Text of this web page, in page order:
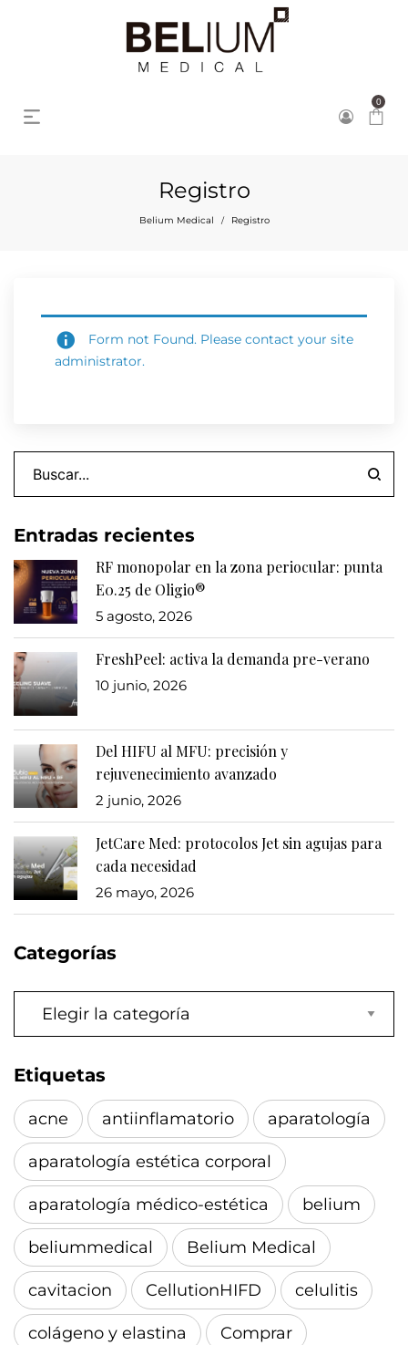
0
Registro
Belium Medical / Registro
Form not Found. Please contact your site
administrator.
Entradas recientes
RF monopolar en la zona periocular: punta
E0.25 de Oligio®
5 agosto, 2026
FreshPeel: activa la demanda pre-verano
10 junio, 2026
Del HIFU al MFU: precisión y
rejuvenecimiento avanzado
2 junio, 2026
JetCare Med: protocolos Jet sin agujas para
cada necesidad
26 mayo, 2026
Categorías
Categorías
Etiquetas
acne antiinflamatorio aparatología
aparatología estética corporal
aparatología médico-estética belium
beliummedical Belium Medical
cavitacion CellutionHIFD celulitis
colágeno y elastina Comprar